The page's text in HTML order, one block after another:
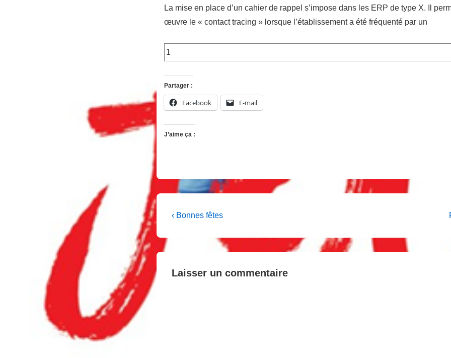
La mise en place d’un cahier de rappel s’impose dans les ERP de type X. Il
œuvre le « contact tracing » lorsque l’établissement a été fréquenté par un
Partager :
Facebook E-mail
J’aime ça :
Navigation
Previous
‹ Bonnes fêtes
Laisser un commentaire